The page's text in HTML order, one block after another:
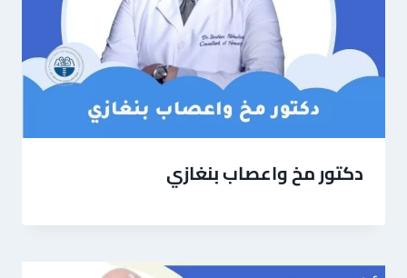
دكتور مخ واعصاب بنغازي